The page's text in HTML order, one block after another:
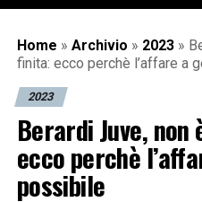
Home » Archivio » 2023 »
finita: ecco perchè l’affare a
2023
Berardi Juve,
ecco perchè
possibile